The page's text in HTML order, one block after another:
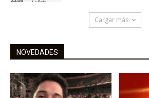
Cargar más
NOVEDADES